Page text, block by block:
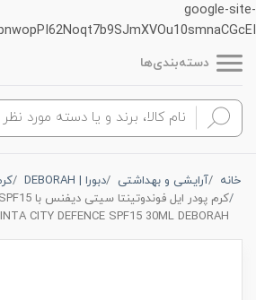
google-site-
دسته‌بندی‌ها
خانه آرایشی و بهداشتی دبورا | DEBORAH
CITY DEFENCE SPF15 30ML DEBORAH